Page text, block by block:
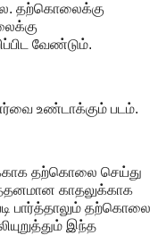
தற்கொலைக்கு
வேண்டும்.
உண்டாக்கும் படம்.
தற்கொலை செய்து
காதலுக்காக
பார்த்தாலும் தற்கொலை
இந்த